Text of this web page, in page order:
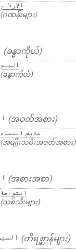
الأرقام
(ဂဏန်းများ)
(ခန္ဓာကိုယ်)
الجسم
(ခန္ဓာကိုယ်)
(အဝတ်အစား)
ملابس النساء
(အမျိုးသမီးအဝတ်အစား)
(အစားအစာ)
الفواكه
(သစ်သီးများ)
(တိရစ္ဆာန်များ)